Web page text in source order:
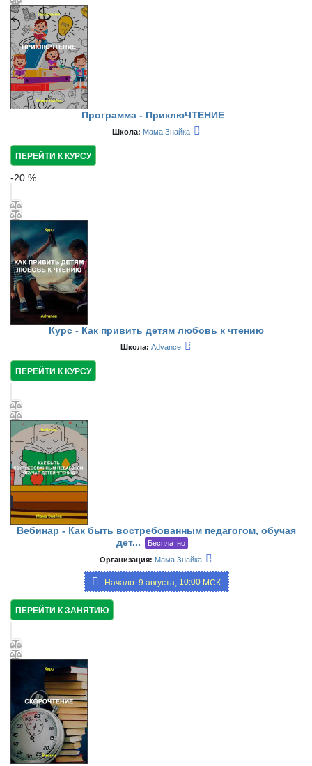
Программа - ПриклюЧТЕНИЕ
Школа: Мама Знайка
ПЕРЕЙТИ К КУРСУ
-20 %
Курс - Как привить детям любовь к чтению
Школа: Advance
ПЕРЕЙТИ К КУРСУ
Вебинар - Как быть востребованным педагогом, обучая
дет...
Бесплатно
Организация: Мама Знайка
Начало: 9 августа, 10:00,
19:00
МСК
ПЕРЕЙТИ К ЗАНЯТИЮ